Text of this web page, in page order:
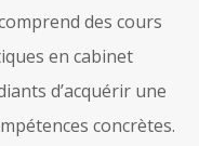
des cours
en cabinet
d’acquérir une
concrètes.